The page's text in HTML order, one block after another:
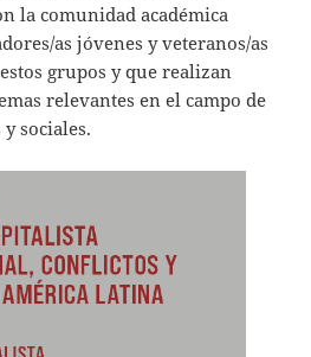
la comunidad académica
as jóvenes y veteranos/as
grupos y que realizan
relevantes en el campo de
sociales.